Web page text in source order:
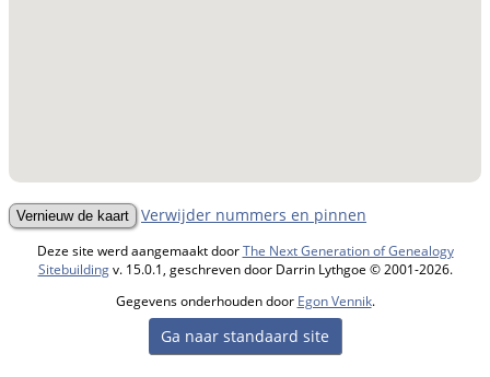
Verwijder nummers en pinnen
Deze site werd aangemaakt doorThe Next Generation of Genealogy
Sitebuildingv. 15.0.1, geschreven door Darrin Lythgoe © 2001-2026.
Gegevens onderhouden door Egon Vennik.
Ga naar standaard site